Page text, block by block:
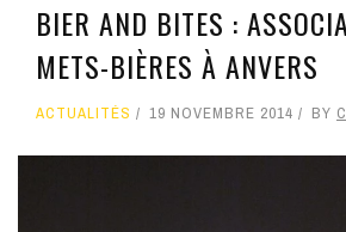
BIER AND BITES :
METS-BIÈRES À ANVERS
ACTUALITÉS 19 NOVEMBRE 2014 BY